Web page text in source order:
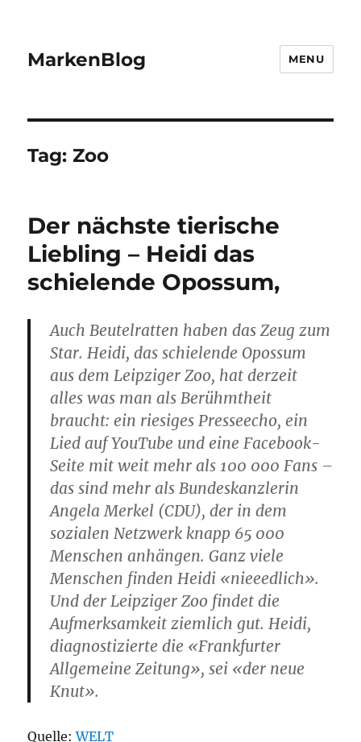
MarkenBlog MENU
Tag:Zoo
Der nächste tierische
Liebling – Heidi das
schielende Opossum,
Auch Beutelratten haben das Zeug zum
Star. Heidi, das schielende Opossum
aus dem Leipziger Zoo, hat derzeit
alles was man als Berühmtheit
braucht: ein riesiges Presseecho, ein
Lied auf YouTube und eine Facebook-
Seite mit weit mehr als 100 000 Fans –
das sind mehr als Bundeskanzlerin
Angela Merkel (CDU), der in dem
sozialen Netzwerk knapp 65 000
Menschen anhängen. Ganz viele
Menschen finden Heidi «nieeedlich».
Und der Leipziger Zoo findet die
Aufmerksamkeit ziemlich gut. Heidi,
diagnostizierte die «Frankfurter
Allgemeine Zeitung», sei «der neue
Knut».
Quelle:WELT